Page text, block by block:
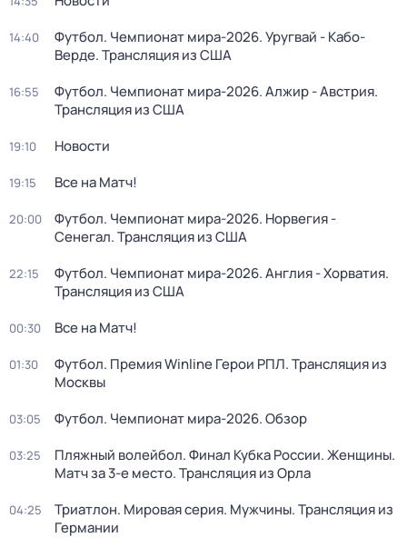
14:40
Футбол. Чемпионат мира-2026. Уругвай - Кабо-
Верде. Трансляция из США
16:55
Футбол. Чемпионат мира-2026. Алжир - Австрия.
Трансляция из США
19:10 Новости
19:15 Все на Матч!
20:00
Футбол. Чемпионат мира-2026. Норвегия -
Сенегал. Трансляция из США
22:15
Футбол. Чемпионат мира-2026. Англия - Хорватия.
Трансляция из США
00:30 Все на Матч!
01:30
Футбол. Премия Winline Герои РПЛ. Трансляция из
Москвы
03:05 Футбол. Чемпионат мира-2026. Обзор
03:25
Пляжный волейбол. Финал Кубка России. Женщины.
Матч за 3-е место. Трансляция из Орла
04:25
Триатлон. Мировая серия. Мужчины. Трансляция из
Германии